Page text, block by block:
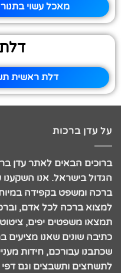
מאכל עשוי
דלת ראשית
על עדן ברכות
ברוכים הבאים לאתר עדן
הגדול בישראל. אנו השקענו
ברכה ומשפט בקפידה
למצוא ברכה לכל אדם,
תמצאו משפטים יפים,
כתיבה שונים שאנו מציעים
שכתבנו עבורכם, חידות
לתשחצים ותשבצים וגם דפי